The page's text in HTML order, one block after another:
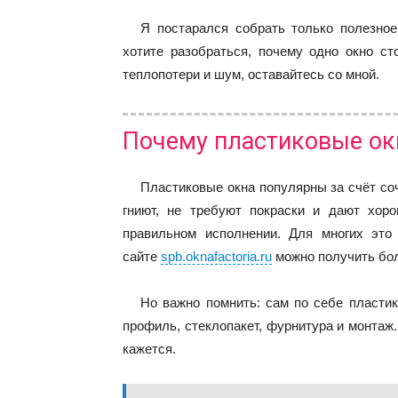
Я постарался собрать только
хотите разобраться, почему одно окно
теплопотери и шум, оставайтесь со мной.
Почему пластиковые
Пластиковые окна популярны за счёт
гниют, не требуют покраски и дают
правильном исполнении. Для многих
сайте spb.oknafactoria.ru можно получить
Но важно помнить: сам по себе
профиль, стеклопакет, фурнитура и
кажется.